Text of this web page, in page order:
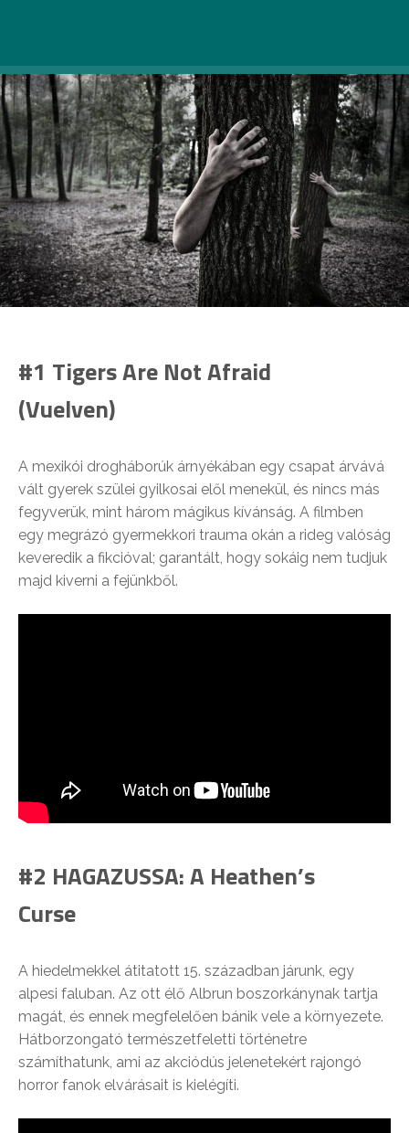
#1 Tigers Are Not Afraid
(Vuelven)
A mexikói drogháborúk árnyékában egy csapat árvává
vált gyerek szülei gyilkosai elől menekül, és nincs más
fegyverük, mint három mágikus kívánság. A filmben
egy megrázó gyermekkori trauma okán a rideg valóság
keveredik a fikcióval; garantált, hogy sokáig nem tudjuk
majd kiverni a fejünkből.
#2 HAGAZUSSA: A Heathen’s
Curse
A hiedelmekkel átitatott 15. században járunk, egy
alpesi faluban. Az ott élő Albrun boszorkánynak tartja
magát, és ennek megfelelően bánik vele a környezete.
Hátborzongató természetfeletti történetre
számíthatunk, ami az akciódús jelenetekért rajongó
horror fanok elvárásait is kielégíti.